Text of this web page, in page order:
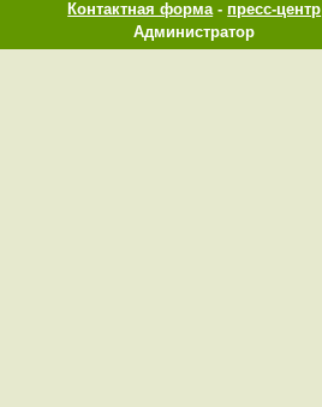
Контактная форма-пресс-центр
Администратор